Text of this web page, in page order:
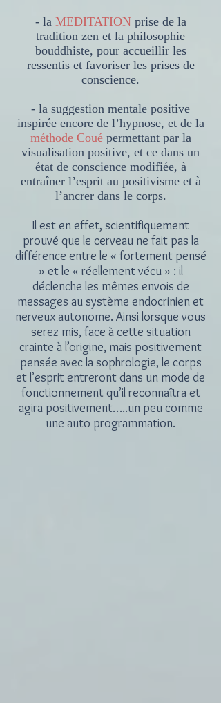
- la MEDITATIONprise de la
tradition zen et la philosophie
bouddhiste, pour accueillir les
ressentis et favoriser les prises de
conscience.
- la suggestion mentale positive
inspirée encore de l’hypnose, et de la
méthode Couépermettant par la
visualisation positive, et ce dans un
état de conscience modifiée, à
entraîner l’esprit au positivisme et à
l’ancrer dans le corps.
Il est en effet, scientifiquement
prouvé que le cerveau ne fait pas la
différence entre le « fortement pensé
» et le « réellement vécu » : il
déclenche les mêmes envois de
messages au système endocrinien et
nerveux autonome. Ainsi lorsque vous
serez mis, face à cette situation
crainte à l’origine, mais positivement
pensée avec la sophrologie, le corps
et l’esprit entreront dans un mode de
fonctionnement qu’il reconnaîtra et
agira positivement…..un peu comme
une auto programmation.